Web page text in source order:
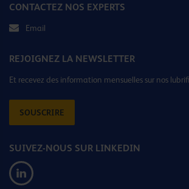
CONTACTEZ NOS EXPERTS
Email
REJOIGNEZ LA NEWSLETTER
Et recevez des information mensuelles sur nos
SOUSCRIRE
SUIVEZ-NOUS SUR LINKEDIN